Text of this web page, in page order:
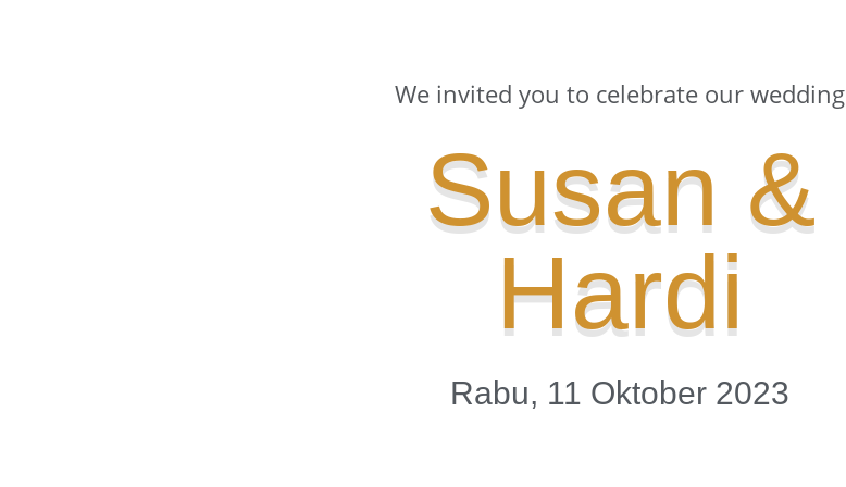
We invited you to celebrate our wedding
Susan &
Hardi
Rabu, 11 Oktober 2023